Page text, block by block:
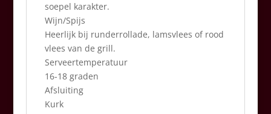
soepel karakter.
Wijn/Spijs
Heerlijk bij runderrollade, lamsvlees of rood
vlees van de grill.
Serveertemperatuur
16-18 graden
Afsluiting
Kurk